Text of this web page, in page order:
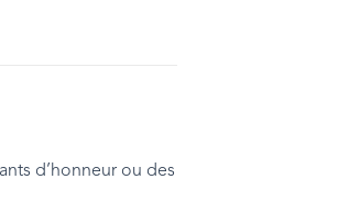
d’honneur ou des